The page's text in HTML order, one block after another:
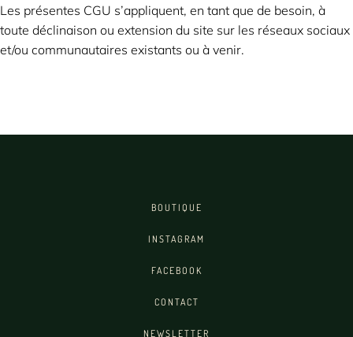
Les présentes CGU s’appliquent, en tant que de besoin, à
toute déclinaison ou extension du site sur les réseaux sociaux
et/ou communautaires existants ou à venir.
BOUTIQUE
INSTAGRAM
FACEBOOK
CONTACT
NEWSLETTER